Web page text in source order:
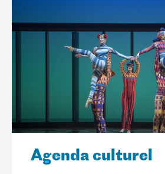
Agenda culturel